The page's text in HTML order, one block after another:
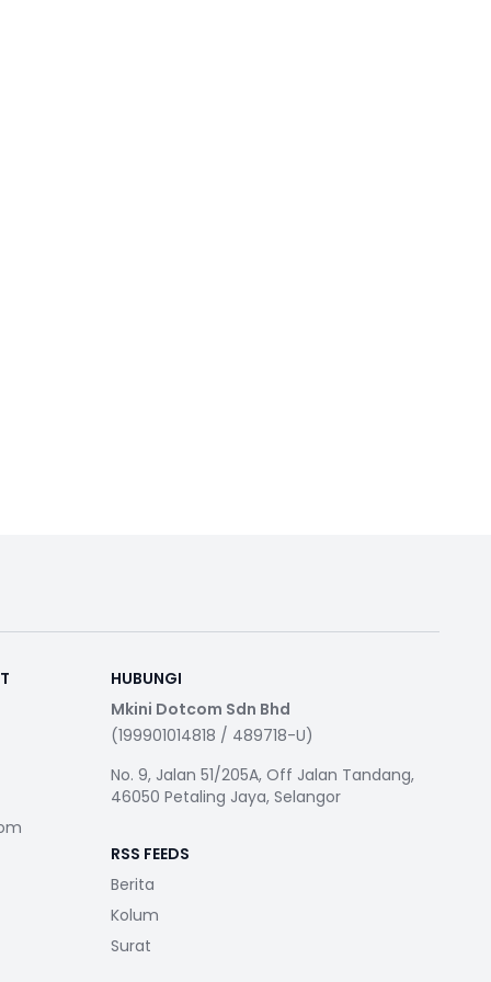
HUBUNGI
Mkini Dotcom Sdn Bhd
(199901014818 / 489718-U)
No. 9, Jalan 51/205A, Off Jalan Tandang,
46050 Petaling Jaya, Selangor
RSS FEEDS
Berita
Kolum
Surat